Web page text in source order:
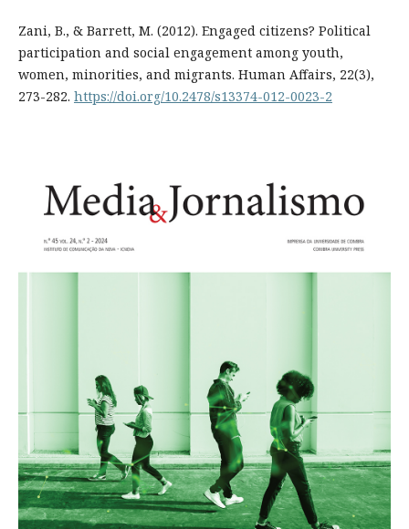
Zani, B., & Barrett, M. (2012). Engaged citizens? Political
participation and social engagement among youth,
women, minorities, and migrants. Human Affairs, 22(3),
273-282. https://doi.org/10.2478/s13374-012-0023-2